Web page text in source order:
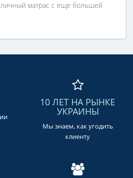
матрас с еще большей
10 ЛЕТ НА РЫНКЕ
УКРАИНЫ
Мы знаем, как угодить
клиенту